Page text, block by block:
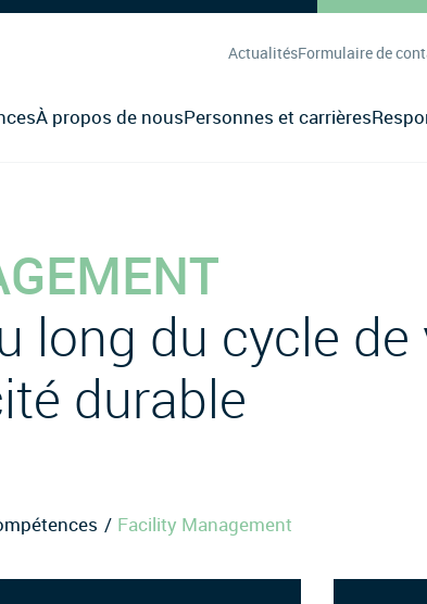
ActualitésFormulaire de
À propos de nousPersonnes et carrières
long du cycle de
durable
Facility Management